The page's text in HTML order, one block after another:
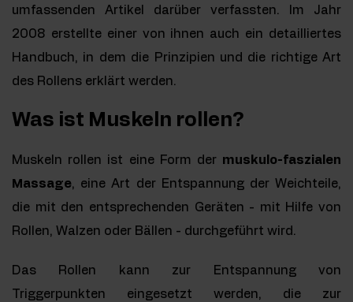
umfassenden Artikel darüber verfassten. Im Jahr
2008 erstellte einer von ihnen auch ein detailliertes
Handbuch, in dem die Prinzipien und die richtige Art
des Rollens erklärt werden.
Was ist Muskeln rollen?
Muskeln rollen ist eine Form der muskulo-faszialen
Massage, eine Art der Entspannung der Weichteile,
die mit den entsprechenden Geräten - mit Hilfe von
Rollen, Walzen oder Bällen - durchgeführt wird.
Das Rollen kann zur Entspannung von
Triggerpunkten eingesetzt werden, die zur